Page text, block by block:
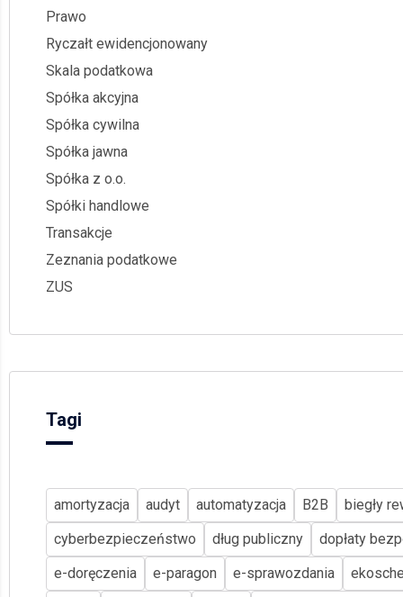
Prawo
Ryczałt ewidencjonowany
Skala podatkowa
Spółka akcyjna
Spółka cywilna
Spółka jawna
Spółka z o.o.
Spółki handlowe
Transakcje
Zeznania podatkowe
ZUS
Tagi
amortyzacja audyt automatyzacja B2B
biegły
cyberbezpieczeństwo
dług publiczny
dopłaty
e-doręczenia
e-paragon e-sprawozdania